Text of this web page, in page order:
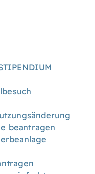
beantragen